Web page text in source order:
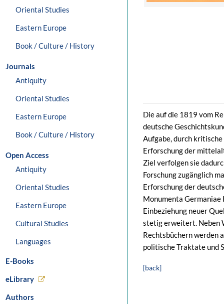
Oriental Studies
Eastern Europe
Book / Culture / History
Journals
Antiquity
Oriental Studies
Eastern Europe
Book / Culture / History
Open Access
Antiquity
Oriental Studies
Eastern Europe
Cultural Studies
Languages
E-Books
eLibrary
Authors
Die auf die 1819 vom
deutsche
Aufgabe, durch
Erforschung der
Ziel verfolgen sie
Forschung zugänglich
Erforschung der
Monumenta Germaniae
Einbeziehung neuer
stetig erweitert. Neben
Rechtsbüchern werden
politische Traktate und
[back]